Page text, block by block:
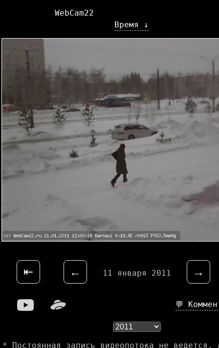
Время ↓
WebCam22
⇤ ← 11 января 2011 →
💬
* Постоянная запись видеопотока не ведется,